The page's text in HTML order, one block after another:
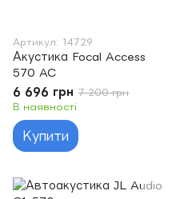
Артикул: 14729
Акустика Focal Access
570 AC
6 696 грн 7 200 грн
В наявності
Купити